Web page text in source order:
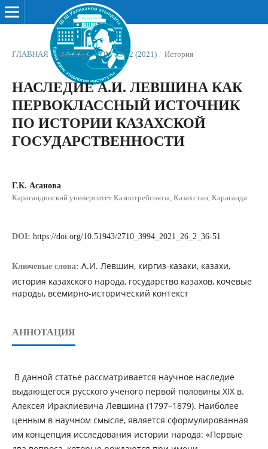
ГЛАВНАЯ / АРХИВЫ / ТОМ 8 № 2 (2021) / История
НАСЛЕДИЕ А.И. ЛЕВШИНА КАК
ПЕРВОКЛАССНЫЙ ИСТОЧНИК
ПО ИСТОРИИ КАЗАХСКОЙ
ГОСУДАРСТВЕННОСТИ
Г.К. Асанова
Карагандинский университет Казпотребсоюза, Казахстан, Караганда
DOI: https://doi.org/10.51943/2710_3994_2021_26_2_36-51
Ключевые слова: А.И. Левшин, киргиз-казаки, казахи,
история казахского народа, государство казахов, кочевые
народы, всемирно-исторический контекст
АННОТАЦИЯ
В данной статье рассматривается научное наследие
выдающегося русского ученого первой половины XIX в.
Алексея Ираклиевича Левшина (1797–1879). Наиболее
ценным в научном смысле, является сформулированная
им концепция исследования истории народа: «Первые